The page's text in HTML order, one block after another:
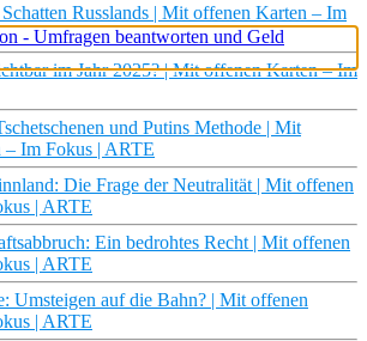
Russlands | Mit offenen Karten – Im
im Jahr 2025? | Mit offenen Karten – Im
und Putins Methode | Mit
– Im Fokus | ARTE
Die Frage der Neutralität | Mit offenen
| ARTE
Ein bedrohtes Recht | Mit offenen
| ARTE
Umsteigen auf die Bahn? | Mit offenen
| ARTE